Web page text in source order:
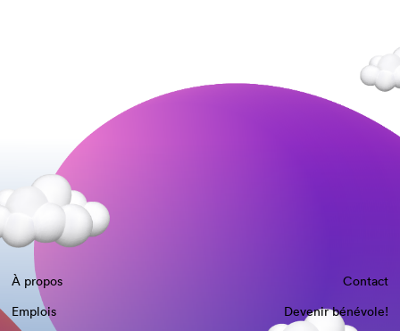
À propos
Contact
Emplois
Devenir bénévole!